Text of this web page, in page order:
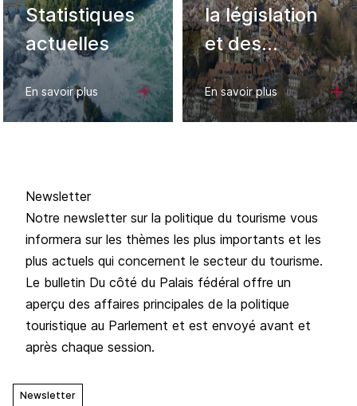
Statistiques
actuelles
En savoir plus
la législation
et des
ordonnances
En savoir plus
Newsletter
Notre newsletter sur la politique du tourisme vous
informera sur les thèmes les plus importants et les
plus actuels qui concernent le secteur du tourisme.
Le bulletin Du côté du Palais fédéral offre un
aperçu des affaires principales de la politique
touristique au Parlement et est envoyé avant et
après chaque session.
Newsletter